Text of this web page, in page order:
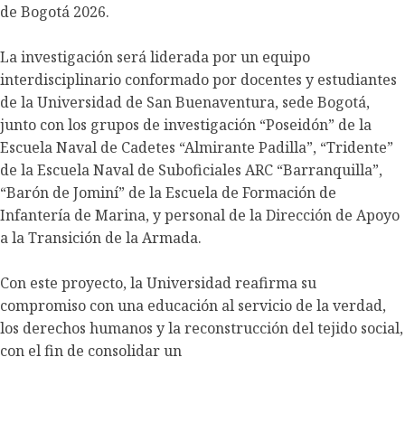
de Bogotá 2026.
La investigación será liderada por un equipo
interdisciplinario conformado por docentes y estudiantes
de la Universidad de San Buenaventura, sede Bogotá,
junto con los grupos de investigación “Poseidón” de la
Escuela Naval de Cadetes “Almirante Padilla”, “Tridente”
de la Escuela Naval de Suboficiales ARC “Barranquilla”,
“Barón de Jominí” de la Escuela de Formación de
Infantería de Marina, y personal de la Dirección de Apoyo
a la Transición de la Armada.
Con este proyecto, la Universidad reafirma su
compromiso con una educación al servicio de la verdad,
los derechos humanos y la reconstrucción del tejido social,
con el fin de consolidar un